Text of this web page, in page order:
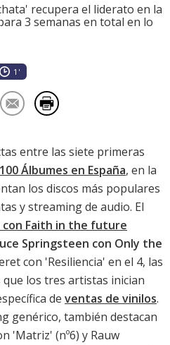
recupera el liderato en la
3 semanas en total en lo
1'
entre las siete primeras
Álbumes en España, en la
los discos más populares
y streaming de audio. El
con Faith in the future
Springsteen con Only the
con 'Resiliencia' en el 4, las
los tres artistas inician
de ventas de vinilos.
genérico, también destacan
'Matriz' (nº6) y Rauw